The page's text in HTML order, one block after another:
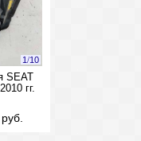
1/10
гг.
руб.